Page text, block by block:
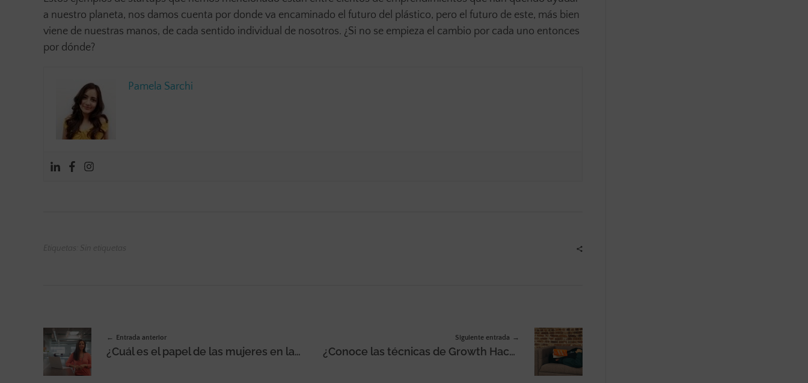
a nuestro planeta, nos damos cuenta por donde va encaminado el futuro del plástico, pero el futuro de este, más bien
viene de nuestras manos, de cada sentido individual de nosotros. ¿Si no se empieza el cambio por cada uno entonces
por dónde?
Pamela Sarchi
Etiquetas: Sin etiquetas
Entrada anterior
¿Cuál es el papel de las mujeres en las empresas en América Latina?
Siguiente entrada
¿Conoce las técnicas de Growth Hacking más comunes?